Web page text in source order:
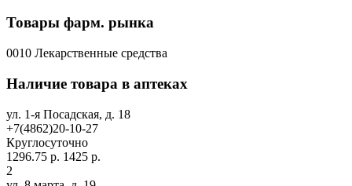
Товары фарм. рынка
0010 Лекарственные средства
Наличие товара в аптеках
ул. 1-я Посадская, д. 18
+7(4862)20-10-27
Круглосуточно
1296.75 р. 1425 р.
2